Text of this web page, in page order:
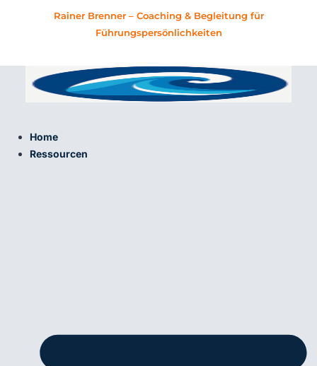
Rainer Brenner – Coaching & Begleitung für
Führungspersönlichkeiten
Home
Ressourcen